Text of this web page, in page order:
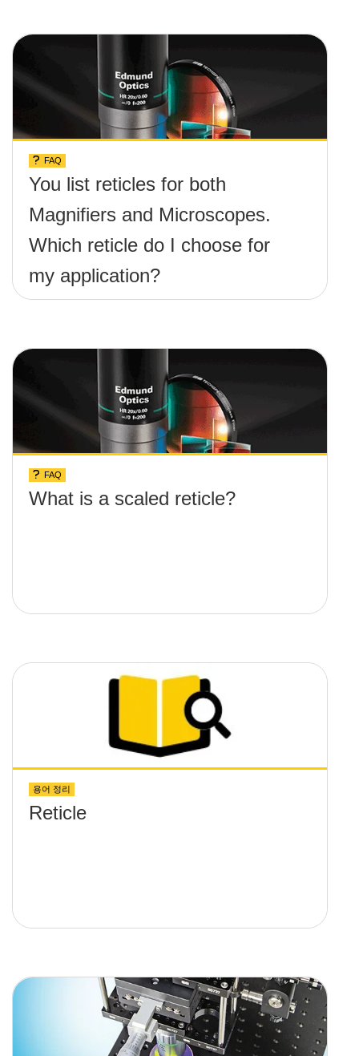
FAQ
You list reticles for both
Magnifiers and Microscopes.
Which reticle do I choose for
my application?
FAQ
What is a scaled reticle?
용어 정리
Reticle